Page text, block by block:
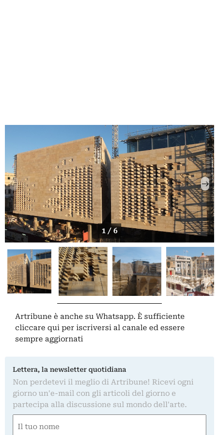
1 / 6
Artribune è anche su Whatsapp. È sufficiente
cliccare qui per iscriversi al canale ed essere
sempre aggiornati
Lettera, la newsletter quotidiana
Non perdetevi il meglio di Artribune! Ricevi ogni
giorno un'e-mail con gli articoli del giorno e
partecipa alla discussione sul mondo dell'arte.
(Required)